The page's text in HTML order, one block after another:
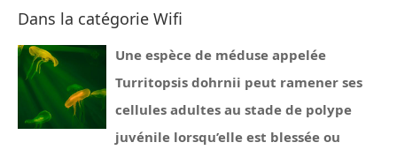
Dans la catégorie Wifi
Une espèce de méduse appelée
Turritopsis dohrnii peut ramener ses
cellules adultes au stade de polype
juvénile lorsqu’elle est blessée ou